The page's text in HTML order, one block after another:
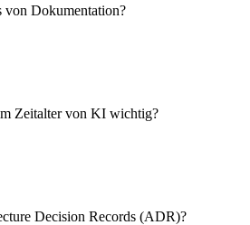
von Dokumentation?
Zeitalter von KI wichtig?
Decision Records (ADR)?